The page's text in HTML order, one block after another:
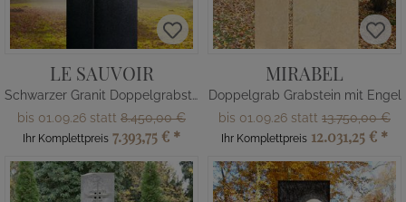
LE SAUVOIR
Schwarzer Granit Doppelgrabstein mit Mensch
bis 01.09.26 statt 8.450,00 €
Ihr Komplettpreis 7.393,75 € *
MIRABEL
Doppelgrab Grabstein mit Engel
bis 01.09.26 statt 13.750,00 €
Ihr Komplettpreis 12.031,25 € *